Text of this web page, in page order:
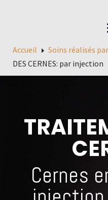
Accueil E Soins réalisés
DES CERNES: par injection
Cernes